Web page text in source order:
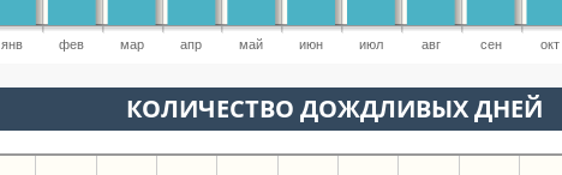
янв фев мар апр май июн июл авг сен окт
КОЛИЧЕСТВО ДОЖДЛИВЫХ ДНЕЙ